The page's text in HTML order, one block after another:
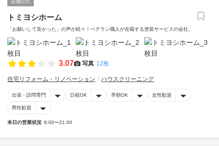
店舗公式
トミヨシホーム
「お願いして良かった」の声が続々！ベテラン職人が在籍する塗装サービスの会社。
3.07 写真 12枚
住宅リフォーム・リノベーション ハウスクリーニング
出張・訪問専門 日祝OK 早朝OK 女性歓迎
男性歓迎
本日の営業状況 8:00〜21:00